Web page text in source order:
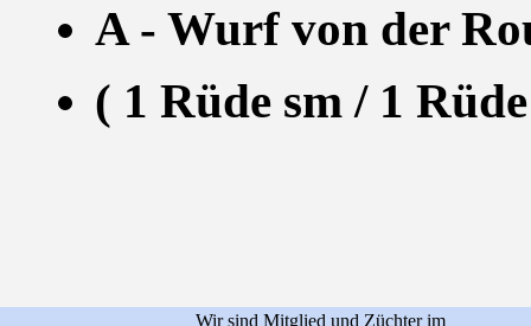
A - Wurf von der
( 1 Rüde sm / 1
Wir sind Mitglied und Züchter im